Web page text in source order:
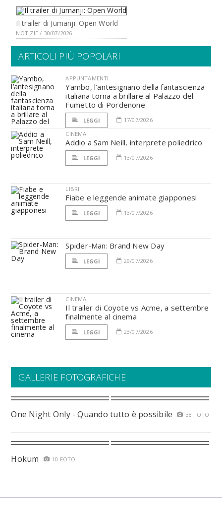
Il trailer di Jumanji: Open World
NOTIZIE / 30/07/2026
ARTICOLI PIÙ POPOLARI
APPUNTAMENTI
Yambo, l’antesignano della fantascienza
italiana torna a brillare al Palazzo del
Fumetto di Pordenone
LEGGI
17/07/2026
CINEMA
Addio a Sam Neill, interprete poliedrico
LEGGI 13/07/2026
LIBRI
Fiabe e leggende animate giapponesi
LEGGI 13/07/2026
Spider-Man: Brand New Day
LEGGI 29/07/2026
CINEMA
Il trailer di Coyote vs Acme, a settembre
finalmente al cinema
LEGGI 23/07/2026
GALLERIE FOTOGRAFICHE
One Night Only - Quando tutto è possibile 38 FOTO
Hokum 10 FOTO